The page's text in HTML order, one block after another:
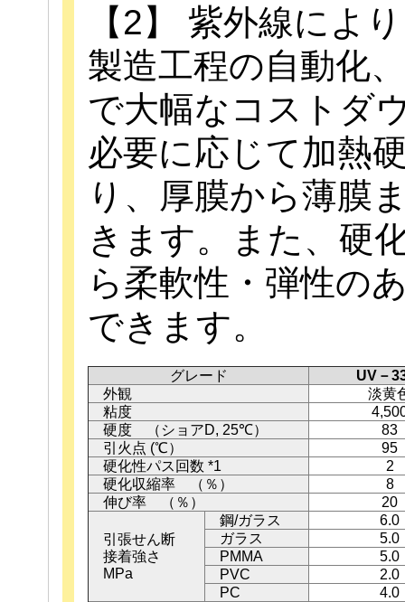
【2】 紫外線によ
製造工程の自動化
で大幅なコストダ
必要に応じて加熱
り、厚膜から薄膜
きます。また、硬
ら柔軟性・弾性の
できます。
グレード
UV－
外観
淡黄
粘度
硬度 （ショアD, 25℃）
83
引火点 (℃）
95
硬化性パス回数 *1
2
硬化収縮率 （％）
8
伸び率 （％）
20
引張せん断
接着強さ
MPa
鋼/ガラス
6.0
ガラス
5.0
PMMA
5.0
PVC
2.0
PC
4.0